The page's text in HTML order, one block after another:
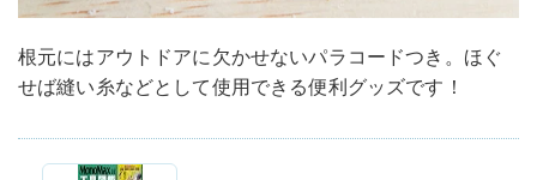
根元にはアウトドアに欠かせないパラコードつき。ほぐ
せば縫い糸などとして使用できる便利グッズです！